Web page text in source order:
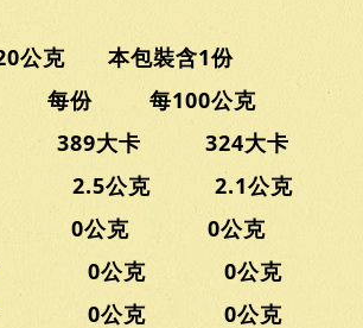
公克 本包裝含1份
每100公克
大卡 324大卡
2.5公克 2.1公克
公克 0公克
肪 0公克 0公克
肪 0公克 0公克